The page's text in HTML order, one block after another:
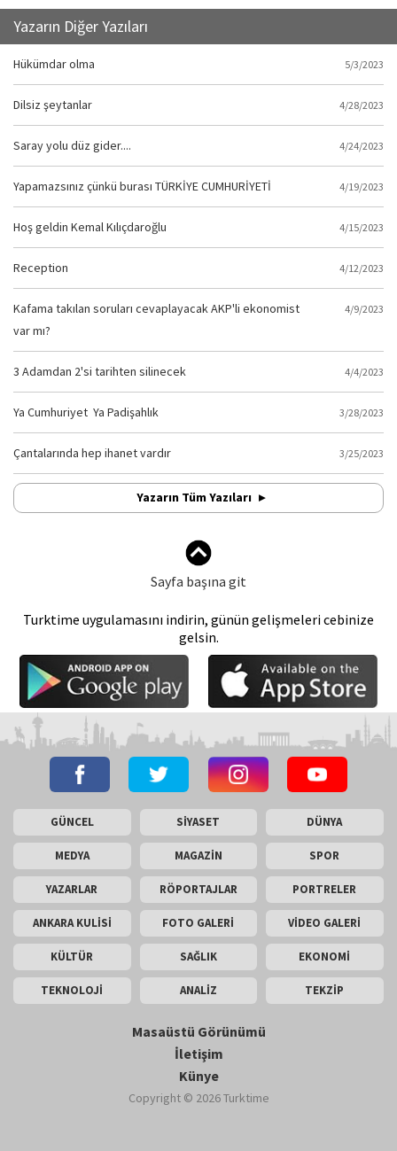
Yazarın Diğer Yazıları
Hükümdar olma 5/3/2023
Dilsiz şeytanlar 4/28/2023
Saray yolu düz gider.... 4/24/2023
Yapamazsınız çünkü burası TÜRKİYE CUMHURİYETİ 4/19/2023
Hoş geldin Kemal Kılıçdaroğlu 4/15/2023
Reception 4/12/2023
Kafama takılan soruları cevaplayacak AKP'li ekonomist
var mı?
4/9/2023
3 Adamdan 2'si tarihten silinecek 4/4/2023
Ya Cumhuriyet Ya Padişahlık 3/28/2023
Çantalarında hep ihanet vardır 3/25/2023
Yazarın Tüm Yazıları
Sayfa başına git
Turktime uygulamasını indirin, günün gelişmeleri cebinize
gelsin.
GÜNCEL SİYASET DÜNYA
MEDYA MAGAZİN SPOR
YAZARLAR RÖPORTAJLAR PORTRELER
ANKARA KULİSİ FOTO GALERİ VİDEO GALERİ
KÜLTÜR SAĞLIK EKONOMİ
TEKNOLOJİ ANALİZ TEKZİP
Masaüstü Görünümü
İletişim
Künye
Copyright © 2026 Turktime